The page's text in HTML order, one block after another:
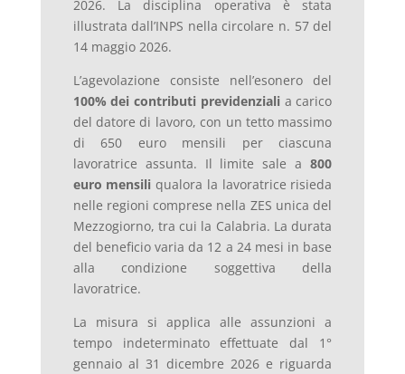
2026. La disciplina operativa è stata
illustrata dall’INPS nella circolare n. 57 del
14 maggio 2026.
L’agevolazione consiste nell’esonero del
100% dei contributi previdenziali a carico
del datore di lavoro, con un tetto massimo
di 650 euro mensili per ciascuna
lavoratrice assunta. Il limite sale a800
euro mensili qualora la lavoratrice risieda
nelle regioni comprese nella ZES unica del
Mezzogiorno, tra cui la Calabria. La durata
del beneficio varia da 12 a 24 mesi in base
alla condizione soggettiva della
lavoratrice.
La misura si applica alle assunzioni a
tempo indeterminato effettuate dal 1°
gennaio al 31 dicembre 2026 e riguarda